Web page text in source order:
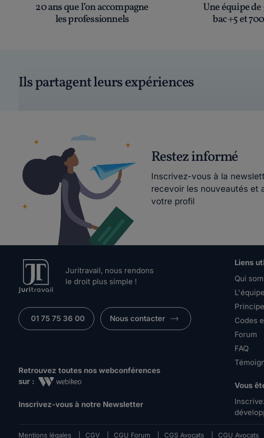
20 ans que l’on accompagne
les professionnels
Une équipe
bac +5 et
Ils partagent leurs expériences
Restez informé
Inscrivez-vous à la
recevoir les nouveautés et
votre profil
Juritravail, nous rendons
le droit plus simple !
01 75 75 36 00 Nous contacter
Retrouvez toutes nos webconférences
sur :
Inscrivez-vous à notre Newsletter
Liens
Qui
Codes
Forum
FAQ
Vous
Mentions légales CGV CGU Forum CGS Avocats CGU Avocats